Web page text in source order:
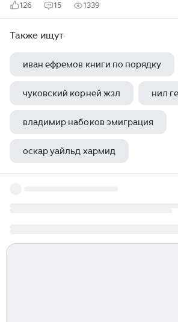
126 15 1339
Также ищут
иван ефремов книги по порядку
чуковский корней жзл нил
владимир набоков эмиграция
оскар уайльд хармид